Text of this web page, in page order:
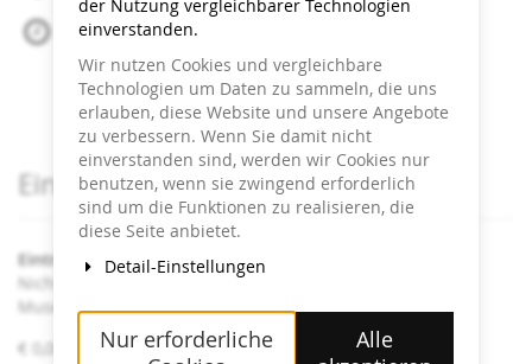
Sa, 6. Juni 2026
Beginn:
11:30 Uhr
Ende:12:00Uhr
Zum Kalender hinzufügen
Produkte
Eintrittskarten
Eintritt Heidi Horten Collection
Nicht angeführte Ermäßigungen sind an der Kassa im
Museum erhältlich.
von
€ 0,00 – € 16,00
der Nutzung vergleichbarer Technologien
einverstanden.
Wir nutzen Cookies und vergleichbare
Technologien um Daten zu sammeln, die uns
erlauben, diese Website und unsere Angebote
zu verbessern. Wenn Sie damit nicht
einverstanden sind, werden wir Cookies nur
benutzen, wenn sie zwingend erforderlich
sind um die Funktionen zu realisieren, die
diese Seite anbietet.
Detail-Einstellungen
Nur erforderliche
Alle